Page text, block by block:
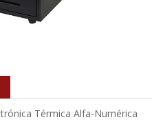
Térmica Alfa-Numérica